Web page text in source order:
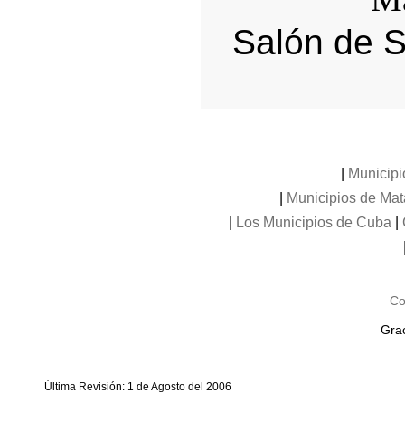
Salón de
Municipios de
Los Municipios de Cuba
Última Revisión: 1 de Agosto del 2006